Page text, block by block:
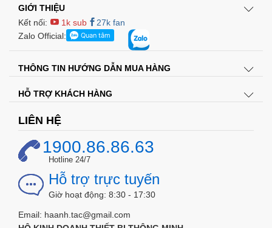
Ổ khoá vân tay có thiết kế cứng
cáp chống cắt trộm
GIỚI THIỆU
Kết nối:
1k sub
27k fan
Zalo Official:
THÔNG TIN HƯỚNG DẪN MUA HÀNG
HỖ TRỢ KHÁCH HÀNG
LIÊN HỆ
1900.86.86.63
Hotline 24/7
Hỗ trợ trực tuyến
Giờ hoạt động: 8:30 - 17:30
Email: haanh.tac@gmail.com